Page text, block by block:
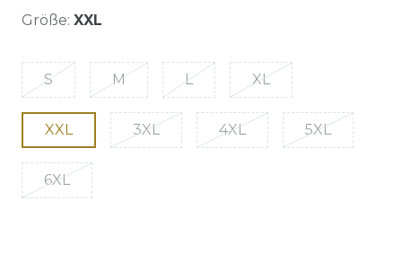
Größe: XXL
S M L XL
XXL 3XL 4XL 5XL
6XL